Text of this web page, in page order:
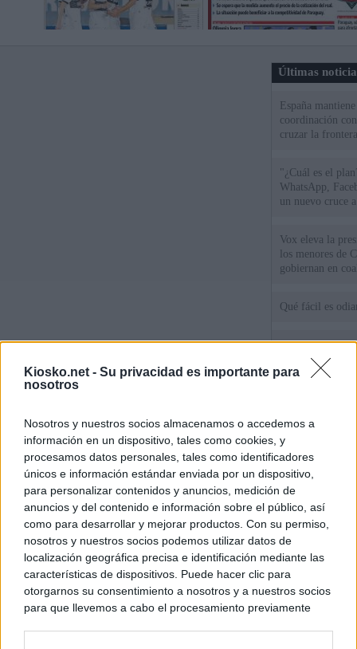
Kiosko.net - Su privacidad es importante para
nosotros
Nosotros y nuestros socios almacenamos o accedemos a
información en un dispositivo, tales como cookies, y
procesamos datos personales, tales como identificadores
únicos e información estándar enviada por un dispositivo,
para personalizar contenidos y anuncios, medición de
anuncios y del contenido e información sobre el público, así
como para desarrollar y mejorar productos. Con su permiso,
nosotros y nuestros socios podemos utilizar datos de
localización geográfica precisa e identificación mediante las
características de dispositivos. Puede hacer clic para
otorgarnos su consentimiento a nosotros y a nuestros socios
para que llevemos a cabo el procesamiento previamente
Últimas
España
coordinación
cruzar la
"¿Cuál es el
WhatsApp,
un nuevo cruce
Vox eleva la
los menores de
gobiernan en
Qué fácil es
Tatuajes,
que busca a los
Ceuta
del PP: así es la
ático de Ayuso
© Kiosko.net Aviso Legal Privacidad y Cookies